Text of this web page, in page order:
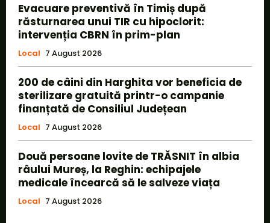
Evacuare preventivă în Timiș după
răsturnarea unui TIR cu hipoclorit:
intervenția CBRN în prim-plan
Local 7 August 2026
200 de câini din Harghita vor beneficia de
sterilizare gratuită printr-o campanie
finanțată de Consiliul Județean
Local 7 August 2026
Două persoane lovite de TRĂSNIT în albia
râului Mureș, la Reghin: echipajele
medicale încearcă să le salveze viața
Local 7 August 2026